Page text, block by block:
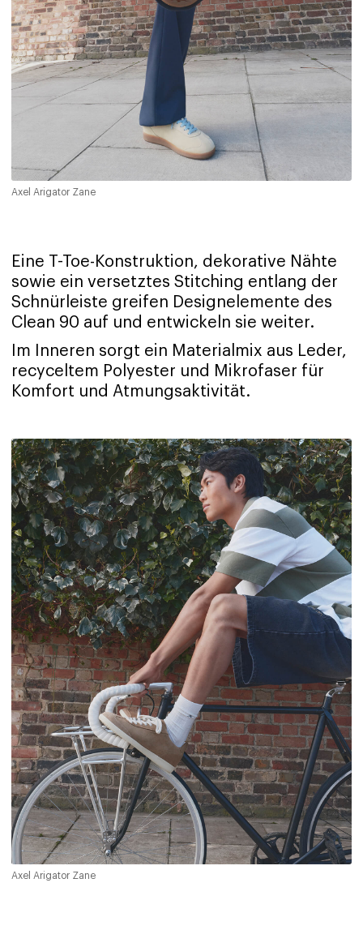
Axel Arigator Zane
Eine T-Toe-Konstruktion, dekorative Nähte
sowie ein versetztes Stitching entlang der
Schnürleiste greifen Designelemente des
Clean 90 auf und entwickeln sie weiter.
Im Inneren sorgt ein Materialmix aus Leder,
recyceltem Polyester und Mikrofaser für
Komfort und Atmungsaktivität.
Axel Arigator Zane